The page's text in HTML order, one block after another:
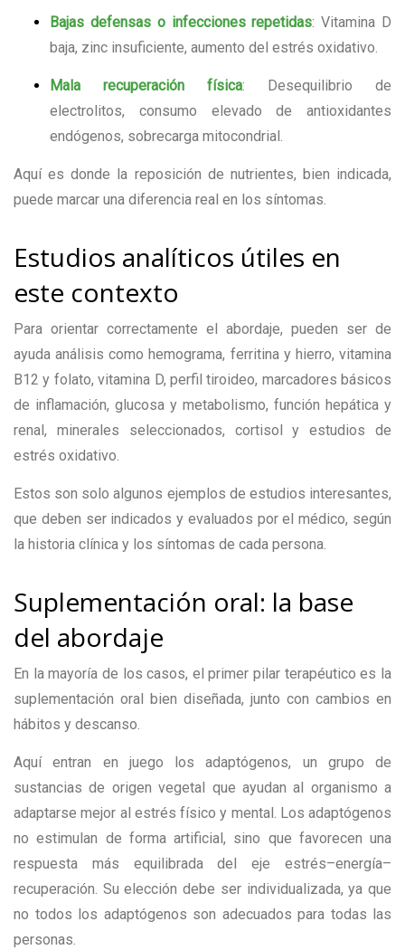
Bajas defensas o infecciones repetidas: Vitamina D
baja, zinc insuficiente, aumento del estrés oxidativo.
Mala recuperación física: Desequilibrio de
electrolitos, consumo elevado de antioxidantes
endógenos, sobrecarga mitocondrial.
Aquí es donde la reposición de nutrientes, bien indicada,
puede marcar una diferencia real en los síntomas.
Estudios analíticos útiles en
este contexto
Para orientar correctamente el abordaje, pueden ser de
ayuda análisis como hemograma, ferritina y hierro, vitamina
B12 y folato, vitamina D, perfil tiroideo, marcadores básicos
de inflamación, glucosa y metabolismo, función hepática y
renal, minerales seleccionados, cortisol y estudios de
estrés oxidativo.
Estos son solo algunos ejemplos de estudios interesantes,
que deben ser indicados y evaluados por el médico, según
la historia clínica y los síntomas de cada persona.
Suplementación oral: la base
del abordaje
En la mayoría de los casos, el primer pilar terapéutico es la
suplementación oral bien diseñada, junto con cambios en
hábitos y descanso.
Aquí entran en juego los adaptógenos, un grupo de
sustancias de origen vegetal que ayudan al organismo a
adaptarse mejor al estrés físico y mental. Los adaptógenos
no estimulan de forma artificial, sino que favorecen una
respuesta más equilibrada del eje estrés–energía–
recuperación. Su elección debe ser individualizada, ya que
no todos los adaptógenos son adecuados para todas las
personas.